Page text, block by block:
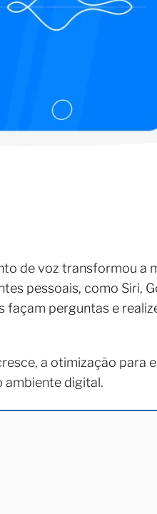
de voz transformou a
pessoais, como Siri,
perguntas e
a otimização para
ambiente digital.